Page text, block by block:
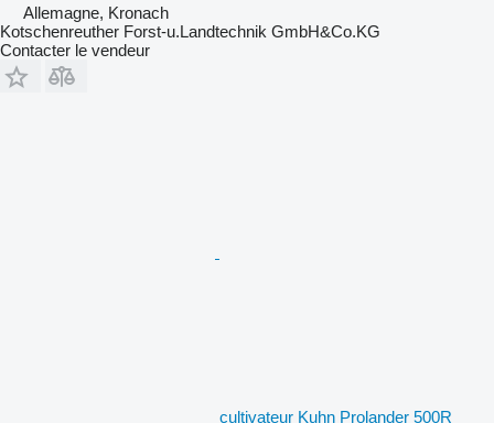
Allemagne, Kronach
Kotschenreuther Forst-u.Landtechnik GmbH&Co.KG
Contacter le vendeur
cultivateur Kuhn Prolander 500R